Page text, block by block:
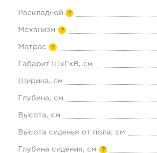
Раскладной ?
Механизм ?
Матрас ?
Габарит ШхГхВ, см
Ширина, см
Глубина, см
Высота, см
Высота сиденья от пола, см
Глубина сидения, см ?